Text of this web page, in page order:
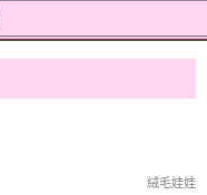
絨毛娃娃